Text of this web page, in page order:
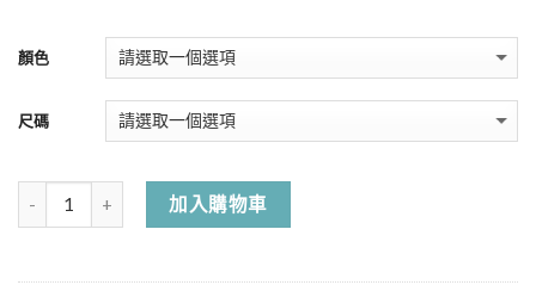
顏色
尺碼
加入購物車